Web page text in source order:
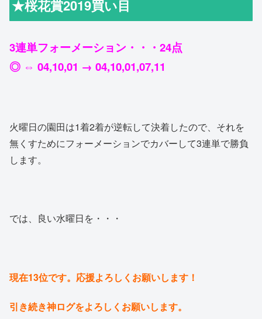
★桜花賞2019買い目
3連単フォーメーション・・・24点
◎ ⇔ 04,10,01 → 04,10,01,07,11
火曜日の園田は1着2着が逆転して決着したので、それを
無くすためにフォーメーションでカバーして3連単で勝負
します。
では、良い水曜日を・・・
現在13位です。応援よろしくお願いします！
引き続き神ログをよろしくお願いします。